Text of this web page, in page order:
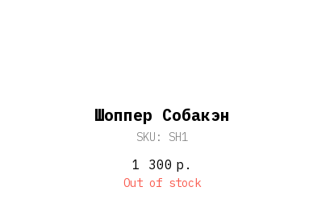
Шоппер Собакэн
SKU: SH1
1 300 р.
Out of stock